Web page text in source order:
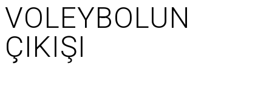
VOLEYBOLUN
ÇIKIŞI